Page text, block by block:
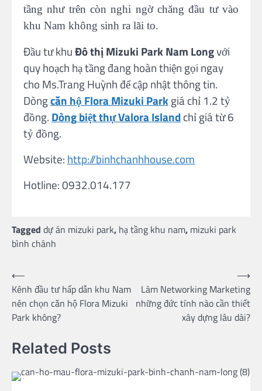
tầng như trên còn nghi ngờ chăng đầu tư vào
khu Nam không sinh ra lãi to.
Đầu tư khuĐô thị Mizuki Park Nam Longvới
quy hoạch hạ tầng đang hoàn thiện gọi ngay
cho Ms.Trang Huỳnh để cập nhật thông tin.
Dòngcăn hộ Flora Mizuki Parkgiá chỉ 1.2 tỷ
đồng. Dòng biệt thự Valora Islandchỉ giá từ 6
tỷ đồng.
Website: http://binhchanhhouse.com
Hotline: 0932.014.177
Tagged dự án mizuki park, hạ tầng khu nam, mizuki park
bình chánh
Post
navigation
⟵
Kênh đầu tư hấp dẫn khu Nam
nên chọn căn hộ Flora Mizuki
Park không?
Làm Networking Marketing
những đức tính nào cần thiết
xây dựng lâu dài?
⟶
Related Posts